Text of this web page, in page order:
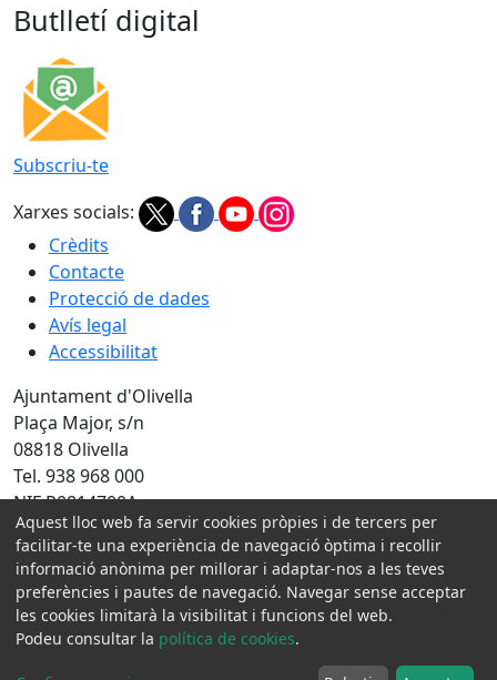
Butlletí digital
Subscriu-te
Xarxes socials:
Crèdits
Contacte
Protecció de dades
Avís legal
Accessibilitat
Ajuntament d'Olivella
Plaça Major, s/n
08818 Olivella
Tel. 938 968 000
NIF P0814700A
Amb la col·laboració de:
Aquest lloc web fa servir cookies pròpies i de tercers per
facilitar-te una experiència de navegació òptima i recollir
informació anònima per millorar i adaptar-nos a les teves
preferències i pautes de navegació. Navegar sense acceptar
les cookies limitarà la visibilitat i funcions del web.
Podeu consultar la política de cookies.